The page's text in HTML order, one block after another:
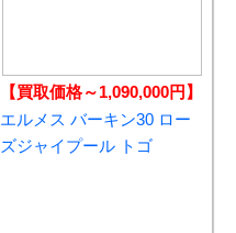
【買取価格～1,090,000円】
エルメス バーキン30 ロー
ズジャイプール トゴ